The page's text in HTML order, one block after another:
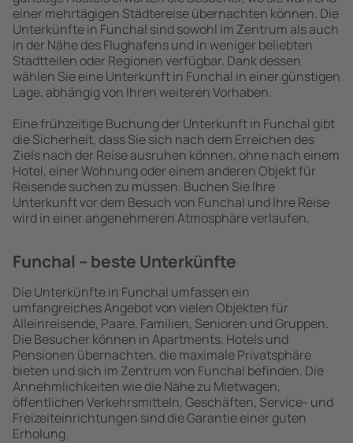
einer mehrtägigen Städtereise übernachten können. Die
Unterkünfte in Funchal sind sowohl im Zentrum als auch
in der Nähe des Flughafens und in weniger beliebten
Stadtteilen oder Regionen verfügbar. Dank dessen
wählen Sie eine Unterkunft in Funchal in einer günstigen
Lage, abhängig von Ihren weiteren Vorhaben.
Eine frühzeitige Buchung der Unterkunft in Funchal gibt
die Sicherheit, dass Sie sich nach dem Erreichen des
Ziels nach der Reise ausruhen können, ohne nach einem
Hotel, einer Wohnung oder einem anderen Objekt für
Reisende suchen zu müssen. Buchen Sie Ihre
Unterkunft vor dem Besuch von Funchal und Ihre Reise
wird in einer angenehmeren Atmosphäre verlaufen.
Funchal – beste Unterkünfte
Die Unterkünfte in Funchal umfassen ein
umfangreiches Angebot von vielen Objekten für
Alleinreisende, Paare, Familien, Senioren und Gruppen.
Die Besucher können in Apartments, Hotels und
Pensionen übernachten, die maximale Privatsphäre
bieten und sich im Zentrum von Funchal befinden. Die
Annehmlichkeiten wie die Nähe zu Mietwagen,
öffentlichen Verkehrsmitteln, Geschäften, Service- und
Freizeiteinrichtungen sind die Garantie einer guten
Erholung.